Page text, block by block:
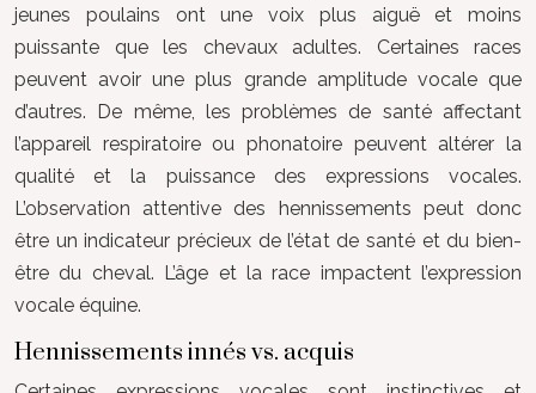
jeunes poulains ont une voix plus aiguë et moins
puissante que les chevaux adultes. Certaines races
peuvent avoir une plus grande amplitude vocale que
d’autres. De même, les problèmes de santé affectant
l’appareil respiratoire ou phonatoire peuvent altérer la
qualité et la puissance des expressions vocales.
L’observation attentive des hennissements peut donc
être un indicateur précieux de l’état de santé et du bien-
être du cheval. L’âge et la race impactent l’expression
vocale équine.
Hennissements innés vs. acquis